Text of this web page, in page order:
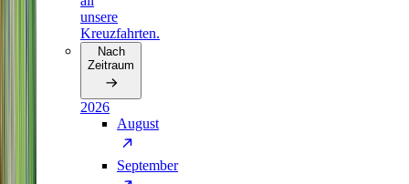
unsere
Kreuzfahrten.
Nach
Zeitraum
2026
August
September